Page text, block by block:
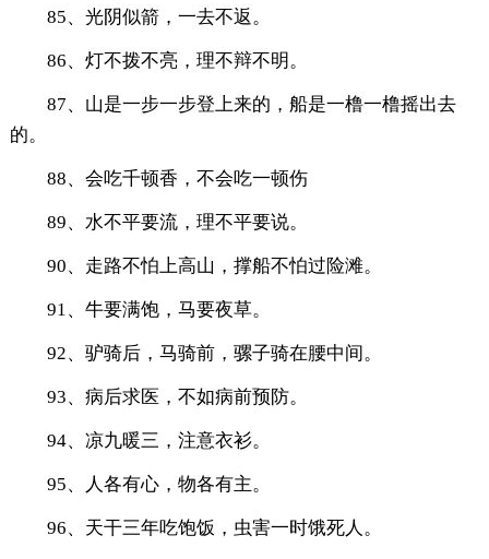
85、光阴似箭，一去不返。
86、灯不拨不亮，理不辩不明。
87、山是一步一步登上来的，船是一橹一橹摇出去
的。
88、会吃千顿香，不会吃一顿伤
89、水不平要流，理不平要说。
90、走路不怕上高山，撑船不怕过险滩。
91、牛要满饱，马要夜草。
92、驴骑后，马骑前，骡子骑在腰中间。
93、病后求医，不如病前预防。
94、凉九暖三，注意衣衫。
95、人各有心，物各有主。
96、天干三年吃饱饭，虫害一时饿死人。